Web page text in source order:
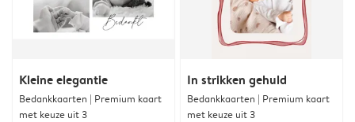
Kleine elegantie
Bedankkaarten | Premium kaart
met keuze uit 3
In strikken gehuld
Bedankkaarten | Premium kaart
met keuze uit 3